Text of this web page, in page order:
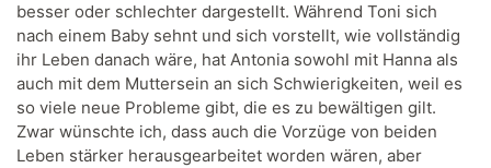
besser oder schlechter dargestellt. Während Toni sich
nach einem Baby sehnt und sich vorstellt, wie vollständig
ihr Leben danach wäre, hat Antonia sowohl mit Hanna als
auch mit dem Muttersein an sich Schwierigkeiten, weil es
so viele neue Probleme gibt, die es zu bewältigen gilt.
Zwar wünschte ich, dass auch die Vorzüge von beiden
Leben stärker herausgearbeitet worden wären, aber